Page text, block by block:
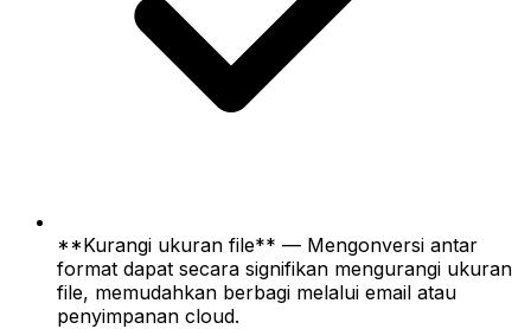
**Kurangi ukuran file** — Mengonversi antar
format dapat secara signifikan mengurangi ukuran
file, memudahkan berbagi melalui email atau
penyimpanan cloud.